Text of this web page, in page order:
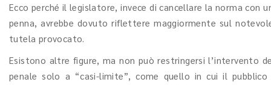
Ecco perché il legislatore, invece di cancellare la norma con
penna, avrebbe dovuto riflettere maggiormente sul
tutela provocato.
Esistono altre figure, ma non può restringersi l’intervento
penale solo a “casi-limite”, come quello in cui il